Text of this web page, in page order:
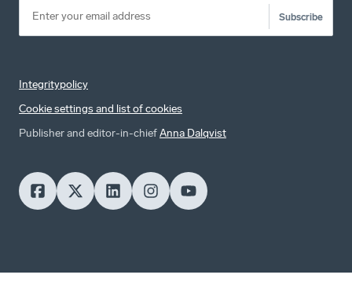
Subscribe
Integritypolicy
Cookie settings and list of cookies
Publisher and editor-in-chiefAnna Dalqvist